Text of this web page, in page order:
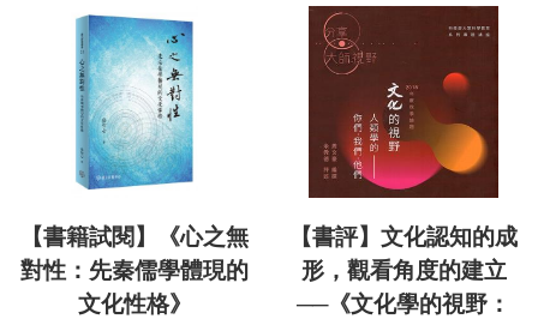
【書籍試閱】《心之無
對性：先秦儒學體現的
文化性格》
【書評】文化認知的成
形，觀看角度的建立
──《文化學的視野：